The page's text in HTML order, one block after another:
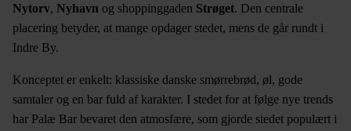
Nytorv, Nyhavn og shoppinggaden Strøget. Den centrale
placering betyder, at mange opdager stedet, mens de går rundt i
Indre By.
Konceptet er enkelt: klassiske danske smørrebrød, øl, gode
samtaler og en bar fuld af karakter. I stedet for at følge nye trends
har Palæ Bar bevaret den atmosfære, som gjorde stedet populært i